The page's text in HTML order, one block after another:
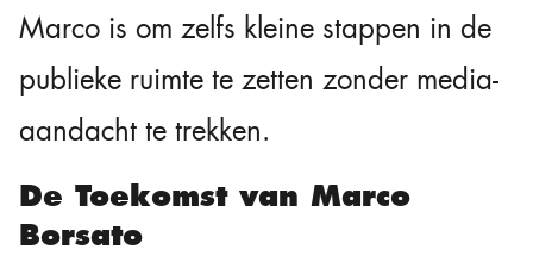
Marco is om zelfs kleine stappen in de
publieke ruimte te zetten zonder media-
aandacht te trekken.
De Toekomst van Marco
Borsato